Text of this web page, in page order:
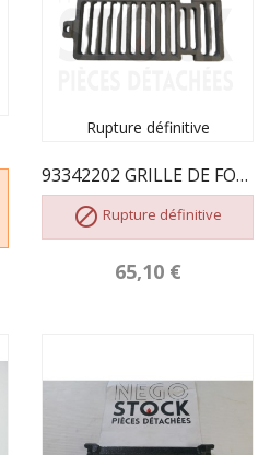
Rupture définitive
93342202 GRILLE DE FOYER
 Rupture définitive
65,10 €